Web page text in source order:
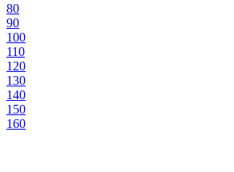
80
90
100
110
120
130
140
150
160